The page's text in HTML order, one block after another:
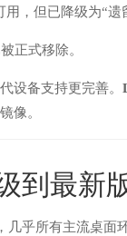
，但已降级为“遗
正式移除。
设备支持更完善。
像。
到最新
乎所有主流桌面